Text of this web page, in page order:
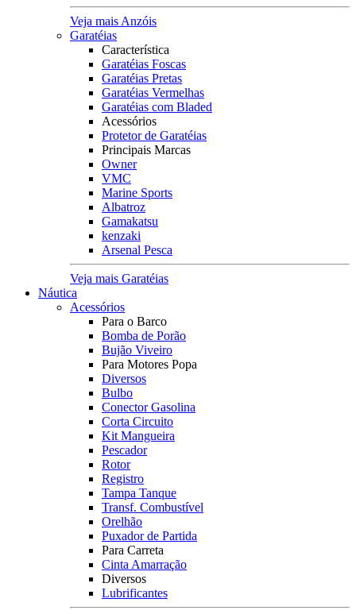
Veja mais Anzóis
Garatéias
Característica
Garatéias Foscas
Garatéias Pretas
Garatéias Vermelhas
Garatéias com Bladed
Acessórios
Protetor de Garatéias
Principais Marcas
Owner
VMC
Marine Sports
Albatroz
Gamakatsu
kenzaki
Arsenal Pesca
Veja mais Garatéias
Náutica
Acessórios
Para o Barco
Bomba de Porão
Bujão Viveiro
Para Motores Popa
Diversos
Bulbo
Conector Gasolina
Corta Circuito
Kit Mangueira
Pescador
Rotor
Registro
Tampa Tanque
Transf. Combustível
Orelhão
Puxador de Partida
Para Carreta
Cinta Amarração
Diversos
Lubrificantes